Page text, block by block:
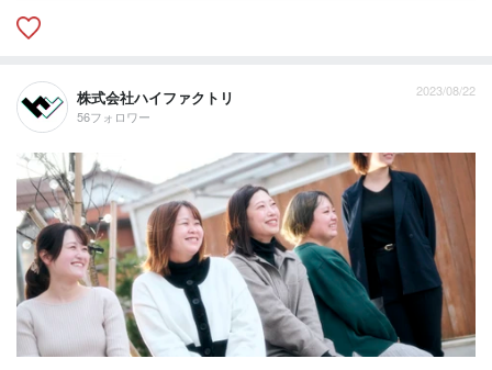
株式会社ハイファクトリ
56フォロワー
2023/08/22